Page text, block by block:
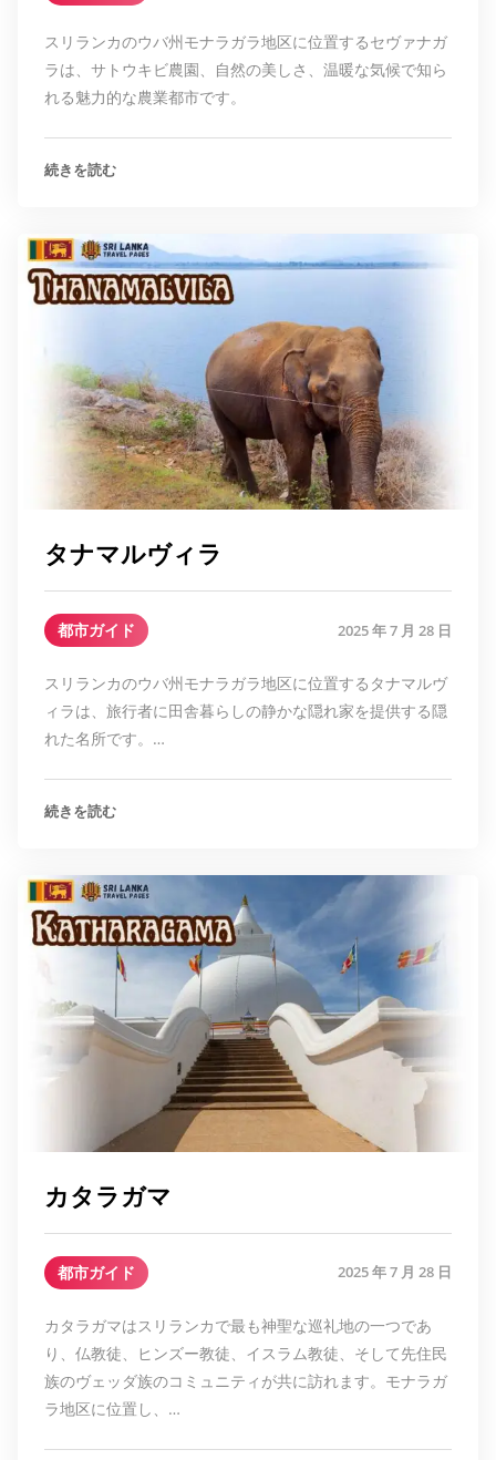
スリランカのウバ州モナラガラ地区に位置するセヴァナガ
ラは、サトウキビ農園、自然の美しさ、温暖な気候で知ら
れる魅力的な農業都市です。
続きを読む
タナマルヴィラ
都市ガイド 2025 年 7 月 28 日
スリランカのウバ州モナラガラ地区に位置するタナマルヴ
ィラは、旅行者に田舎暮らしの静かな隠れ家を提供する隠
れた名所です。…
続きを読む
カタラガマ
都市ガイド 2025 年 7 月 28 日
カタラガマはスリランカで最も神聖な巡礼地の一つであ
り、仏教徒、ヒンズー教徒、イスラム教徒、そして先住民
族のヴェッダ族のコミュニティが共に訪れます。モナラガ
ラ地区に位置し、…